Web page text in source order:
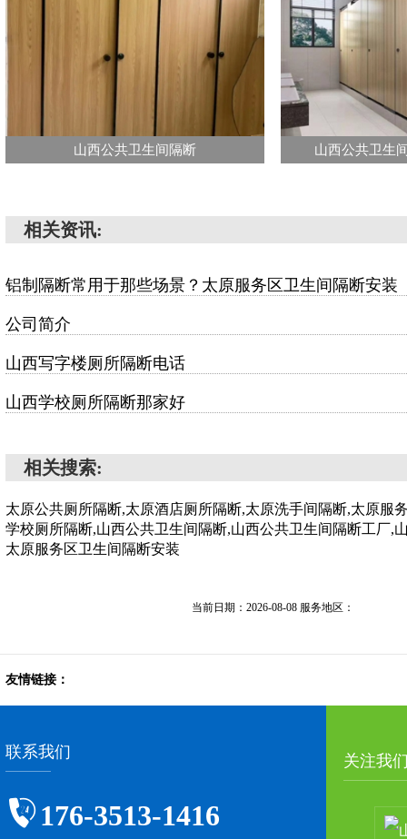
山西公共卫生间隔断 山西公共卫生
相关资讯:
铝制隔断常用于那些场景？太原服务区卫生间隔断安装
公司简介
山西写字楼厕所隔断电话
山西学校厕所隔断那家好
相关搜索:
太原公共厕所隔断,太原酒店厕所隔断,太原洗手间隔断,太原服
学校厕所隔断,山西公共卫生间隔断,山西公共卫生间隔断工厂,
太原服务区卫生间隔断安装
当前日期：2026-08-08 服务地区：
友情链接：
联系我们
176-3513-1416
关注我